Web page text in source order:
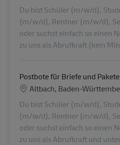
Du bist Schüler (m/w/d),
(m/w/d), Rentner (m/w/d),
oder suchst einfach so einen
zu uns als Abrufkraft (kein
Postbote für Briefe und
Locatie
Altbach, Baden-
Du bist Schüler (m/w/d),
(m/w/d), Rentner (m/w/d),
oder suchst einfach so einen
zu uns als Abrufkraft und